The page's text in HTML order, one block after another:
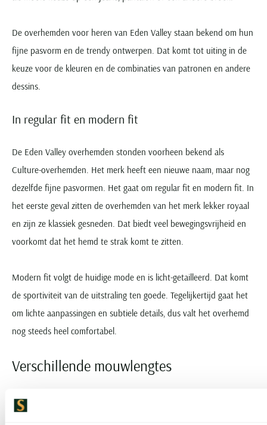
De overhemden voor heren van Eden Valley staan bekend om hun
fijne pasvorm en de trendy ontwerpen. Dat komt tot uiting in de
keuze voor de kleuren en de combinaties van patronen en andere
dessins.
In regular fit en modern fit
De Eden Valley overhemden stonden voorheen bekend als
Culture-overhemden. Het merk heeft een nieuwe naam, maar nog
dezelfde fijne pasvormen. Het gaat om regular fit en modern fit. In
het eerste geval zitten de overhemden van het merk lekker royaal
en zijn ze klassiek gesneden. Dat biedt veel bewegingsvrijheid en
voorkomt dat het hemd te strak komt te zitten.
Modern fit volgt de huidige mode en is licht-getailleerd. Dat komt
de sportiviteit van de uitstraling ten goede. Tegelijkertijd gaat het
om lichte aanpassingen en subtiele details, dus valt het overhemd
nog steeds heel comfortabel.
Verschillende mouwlengtes
Daarnaast bieden wij Eden Valley overhemden in verschillende